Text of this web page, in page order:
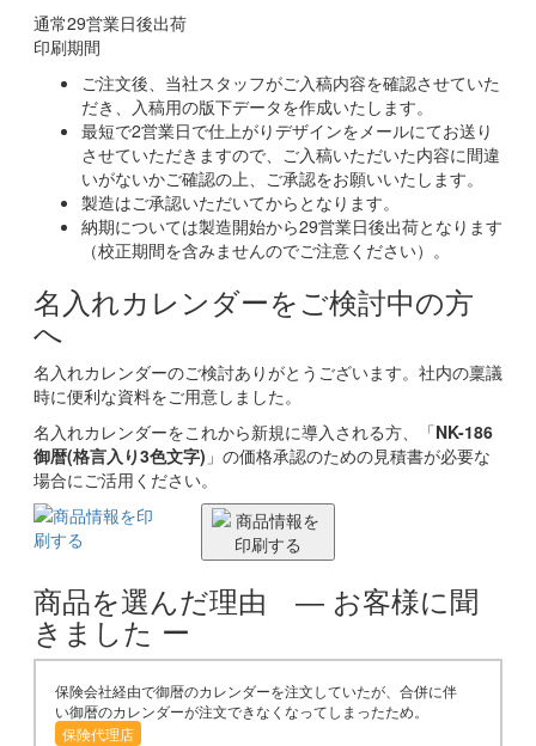
通常29営業日後出荷
印刷期間
ご注文後、当社スタッフがご入稿内容を確認させていた
だき、入稿用の版下データを作成いたします。
最短で2営業日で仕上がりデザインをメールにてお送り
させていただきますので、ご入稿いただいた内容に間違
いがないかご確認の上、ご承認をお願いいたします。
製造はご承認いただいてからとなります。
納期については製造開始から29営業日後出荷となります
（校正期間を含みませんのでご注意ください）。
名入れカレンダーをご検討中の方
へ
名入れカレンダーのご検討ありがとうございます。社内の稟議
時に便利な資料をご用意しました。
名入れカレンダーをこれから新規に導入される方、「NK-186
御暦(格言入り3色文字) 」の価格承認のための見積書が必要な
場合にご活用ください。
商品を選んだ理由 ― お客様に聞
きました ー
保険会社経由で御暦のカレンダーを注文していたが、合併に伴
い御暦のカレンダーが注文できなくなってしまったため。
保険代理店